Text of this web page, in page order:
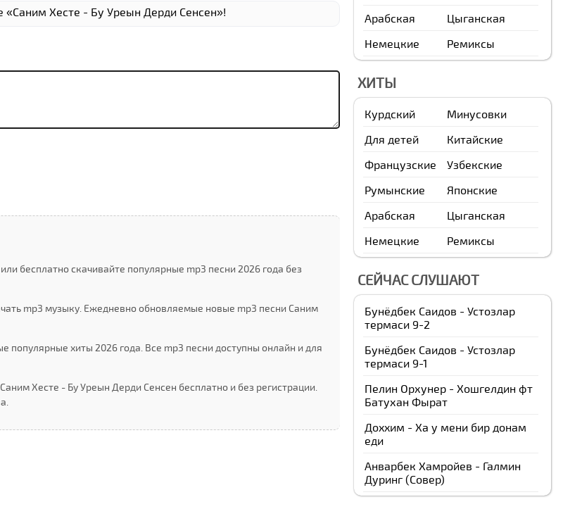
Xесте - Бу Уреын Дерди Сенсен»!
бесплатно скачивайте популярные mp3 песни 2026 года без
mp3 музыку. Ежедневно обновляемые новые mp3 песни Cаним
хиты 2026 года. Все mp3 песни доступны онлайн и для
Xесте - Бу Уреын Дерди Сенсен бесплатно и без регистрации.
Арабская
Цыганская
Немецкие
Ремиксы
ХИТЫ
Курдский
Минусовки
Для детей
Китайские
Французские
Узбекские
Румынские
Японские
Арабская
Цыганская
Немецкие
Ремиксы
СЕЙЧАС СЛУШАЮТ
Бунёдбек Саидов - Устозлар
термаси 9-2
Бунёдбек Саидов - Устозлар
термаси 9-1
Пелин Орхунер - Хошгелдин фт
Батухан Фырат
Доxxим - Ха у мени бир донам
еди
Анварбек Xамройев - Галмин
Дуринг (Cовер)